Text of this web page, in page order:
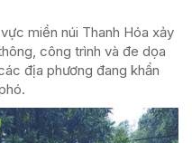
miền núi Thanh Hóa xảy
công trình và đe dọa
địa phương đang khẩn